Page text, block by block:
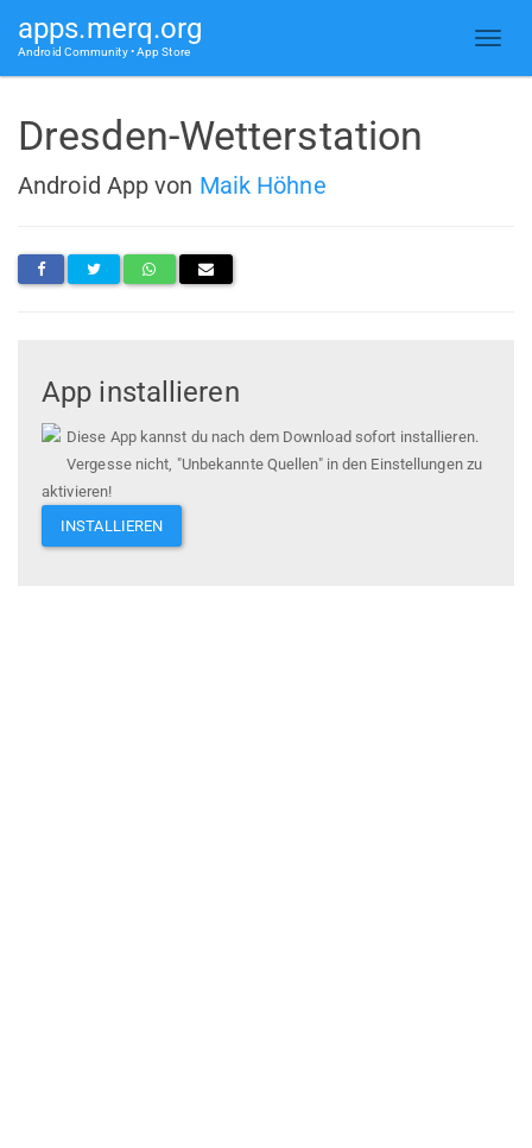
apps.merq.org
Android Community • App Store
Dresden-Wetterstation
Android App von Maik Höhne
App installieren
Diese App kannst du nach dem Download sofort installieren.
Vergesse nicht, "Unbekannte Quellen" in den Einstellungen zu
aktivieren!
INSTALLIEREN